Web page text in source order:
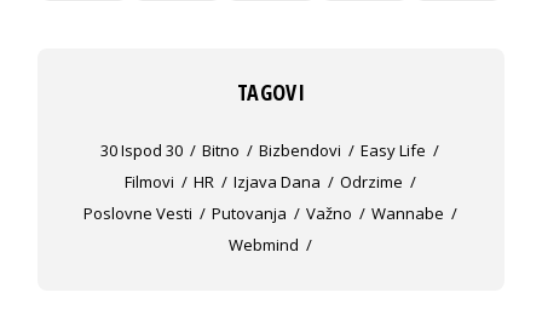
TAGOVI
30 Ispod 30 Bitno Bizbendovi
Easy Life
Filmovi
HR Izjava Dana
Odrzime
Poslovne Vesti
Putovanja Važno
Wannabe
Webmind